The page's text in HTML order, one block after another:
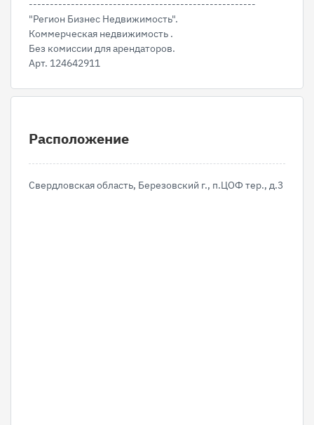
------------------------------------------------------
"Регион Бизнес Недвижимость".
Коммерческая недвижимость .
Без комиссии для арендаторов.
Арт. 124642911
Расположение
Свердловская область, Березовский г., п.ЦОФ тер., д.3